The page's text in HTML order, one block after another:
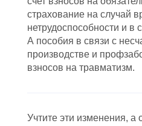
страхование на случай
нетрудоспособности и в
А пособия в связи с
производстве и
взносов на травматизм.
Учтите эти изменения, а